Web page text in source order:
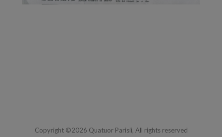
Copyright ©2026 Quatuor Parisii, All rights reserved